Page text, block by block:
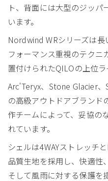
ト、背面には大型のジッ
います。
Nordwind WRシリーズは
フォーマンス重視のテクニ
置付けられたQILOの上位ラ
Arc'Teryx、Stone Glacier
の高級アウトドアブランド
作チームによって、妥協の
れています。
シェルは4WAYストレッチ
品質生地を採用し、快適性
そして風雨に対する保護を